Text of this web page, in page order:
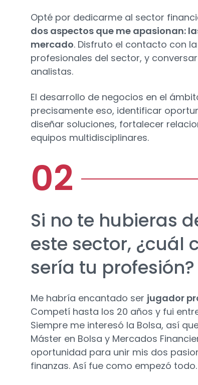
Opté por dedicarme al sector
dos aspectos que me apasionan:
mercado. Disfruto el contacto con
profesionales del sector, y
analistas.
El desarrollo de negocios en el
precisamente eso, identificar
diseñar soluciones, fortalecer
equipos multidisciplinares.
Si no te hubieras
este sector, ¿cuál
sería tu profesión?
Me habría encantado ser jugador
Competí hasta los 20 años y fui
Siempre me interesó la Bolsa, así
Máster en Bolsa y Mercados
oportunidad para unir mis dos
finanzas. Así fue como empezó todo.